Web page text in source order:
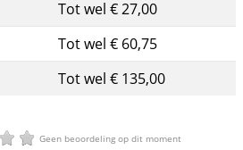
Tot wel € 27,00
Tot wel € 60,75
Tot wel € 135,00
Geen beoordeling op dit moment